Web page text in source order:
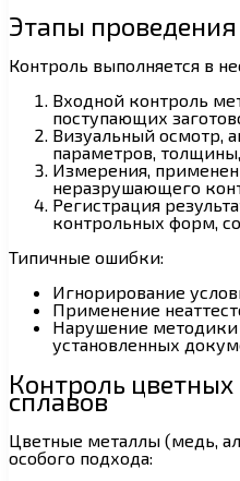
Этапы
Контроль выполняется в
Входной контроль
поступающих
Визуальный осмотр,
параметров,
Измерения,
неразрушающего
Регистрация
контрольных форм,
Типичные ошибки:
Игнорирование
Применение
Нарушение
установленных
Контроль
сплавов
Цветные металлы (медь,
особого подхода: